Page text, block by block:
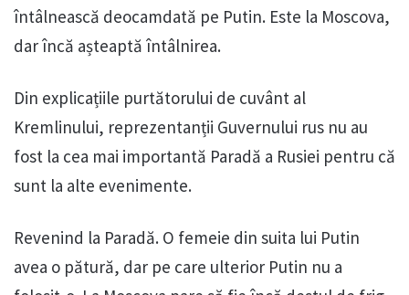
întâlnească deocamdată pe Putin. Este la Moscova,
dar încă așteaptă întâlnirea.
Din explicațiile purtătorului de cuvânt al
Kremlinului, reprezentanții Guvernului rus nu au
fost la cea mai importantă Paradă a Rusiei pentru că
sunt la alte evenimente.
Revenind la Paradă. O femeie din suita lui Putin
avea o pătură, dar pe care ulterior Putin nu a